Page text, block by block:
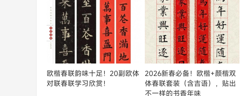
欧楷春联韵味十足！20副欧体
对联春联学习欣赏！
2026新春必备！欧楷+颜楷双
体春联套装（含吉语），贴出
不一样的书香年味